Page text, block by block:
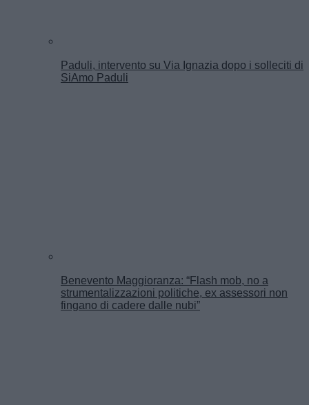
Paduli, intervento su Via Ignazia dopo i solleciti di
SiAmo Paduli
Benevento Maggioranza: “Flash mob, no a
strumentalizzazioni politiche, ex assessori non
fingano di cadere dalle nubi”